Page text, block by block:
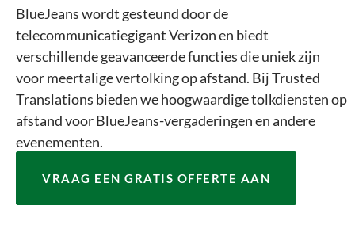
BlueJeans wordt gesteund door de
telecommunicatiegigant Verizon en biedt
verschillende geavanceerde functies die uniek zijn
voor meertalige vertolking op afstand. Bij Trusted
Translations bieden we hoogwaardige tolkdiensten op
afstand voor BlueJeans-vergaderingen en andere
evenementen.
VRAAG EEN GRATIS OFFERTE AAN